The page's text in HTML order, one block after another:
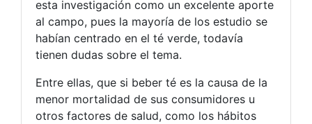
esta investigación como un excelente aporte
al campo, pues la mayoría de los estudio se
habían centrado en el té verde, todavía
tienen dudas sobre el tema.
Entre ellas, que si beber té es la causa de la
menor mortalidad de sus consumidores u
otros factores de salud, como los hábitos